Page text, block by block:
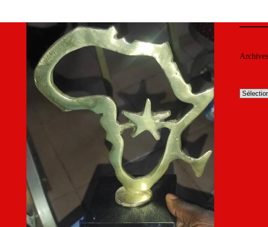
Archives
Archives